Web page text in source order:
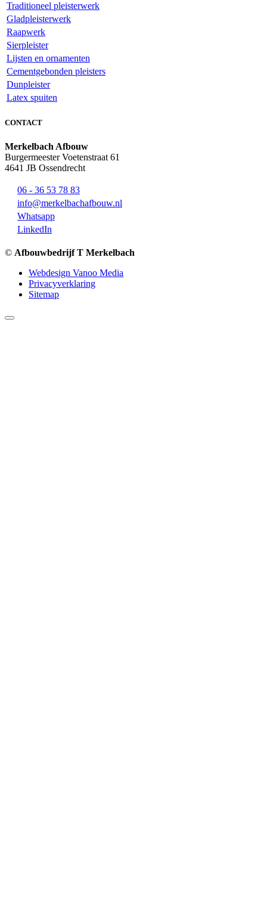
Traditioneel pleisterwerk
Gladpleisterwerk
Raapwerk
Sierpleister
Lijsten en ornamenten
Cementgebonden pleisters
Dunpleister
Latex spuiten
CONTACT
Merkelbach Afbouw
Burgermeester Voetenstraat 61
4641 JB Ossendrecht
06 - 36 53 78 83
info@merkelbachafbouw.nl
Whatsapp
LinkedIn
© Afbouwbedrijf T Merkelbach
Webdesign Vanoo Media
Privacyverklaring
Sitemap